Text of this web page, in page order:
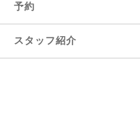
予約
スタッフ紹介